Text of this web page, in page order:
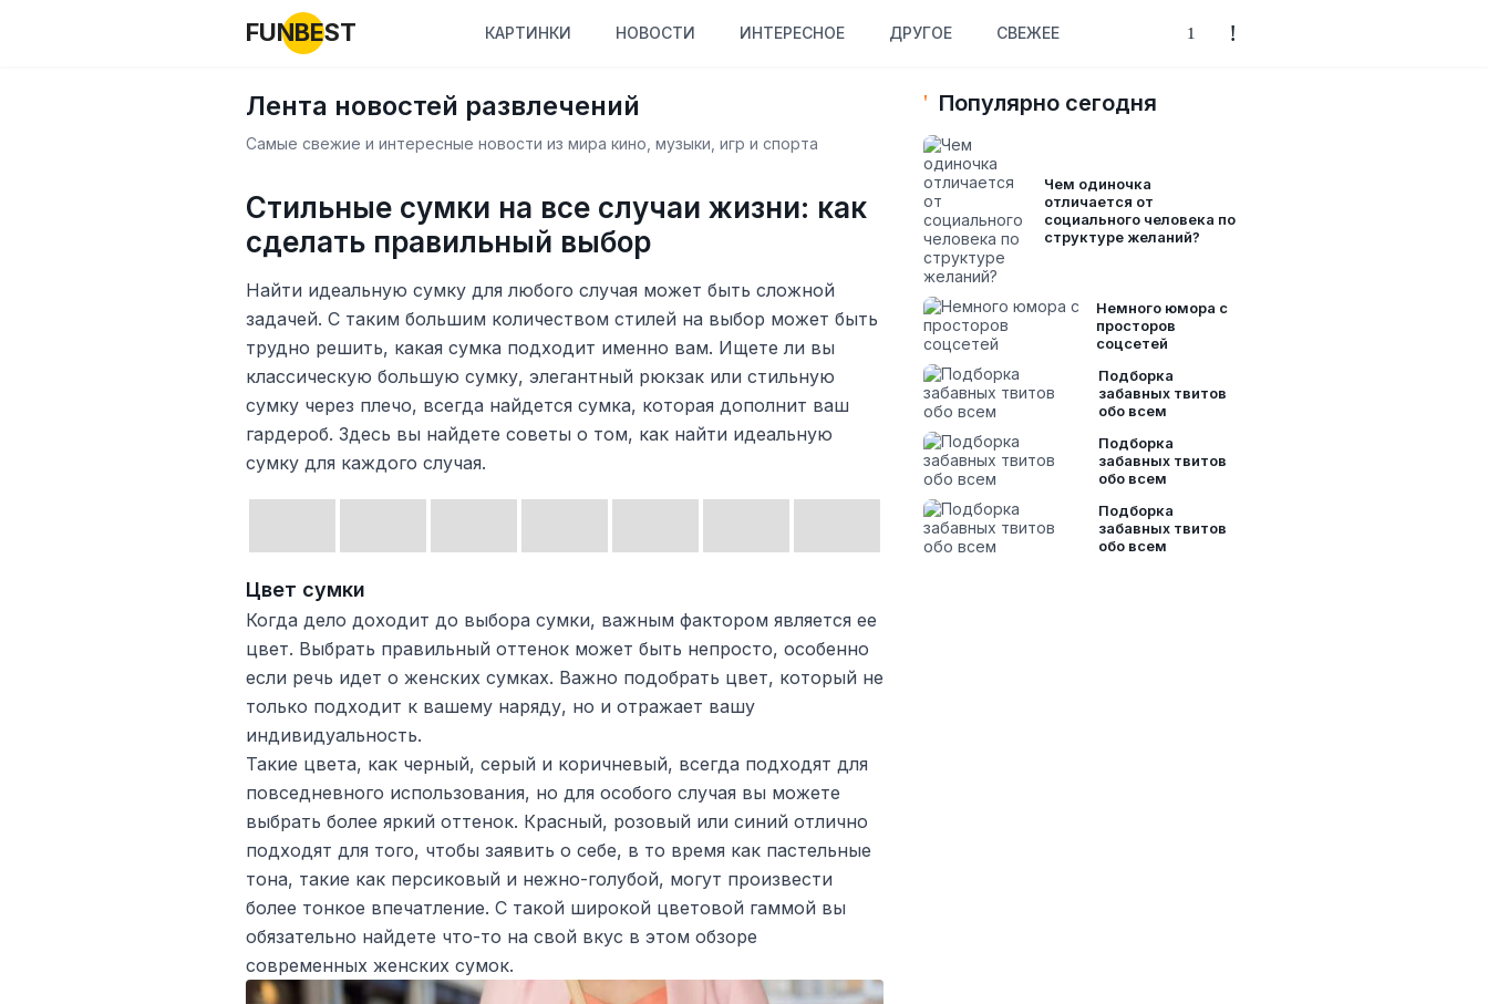
FUNBEST КАРТИНКИ НОВОСТИ ИНТЕРЕСНОЕ ДРУГОЕ СВЕЖЕЕ
Лента новостей развлечений
Самые свежие и интересные новости из мира кино, музыки, игр и спорта
Стильные сумки на все случаи жизни: как
сделать правильный выбор
Найти идеальную сумку для любого случая может быть сложной
задачей. С таким большим количеством стилей на выбор может быть
трудно решить, какая сумка подходит именно вам. Ищете ли вы
классическую большую сумку, элегантный рюкзак или стильную
сумку через плечо, всегда найдется сумка, которая дополнит ваш
гардероб. Здесь вы найдете советы о том, как найти идеальную
сумку для каждого случая.
Цвет сумки
Когда дело доходит до выбора сумки, важным фактором является ее
цвет. Выбрать правильный оттенок может быть непросто, особенно
если речь идет о женских сумках. Важно подобрать цвет, который не
только подходит к вашему наряду, но и отражает вашу
индивидуальность.
Такие цвета, как черный, серый и коричневый, всегда подходят для
повседневного использования, но для особого случая вы можете
выбрать более яркий оттенок. Красный, розовый или синий отлично
подходят для того, чтобы заявить о себе, в то время как пастельные
тона, такие как персиковый и нежно-голубой, могут произвести
более тонкое впечатление. С такой широкой цветовой гаммой вы
обязательно найдете что-то на свой вкус в этом обзоре
современных женских сумок.
Популярно сегодня
Чем одиночка
отличается от
социального человека по
структуре желаний?
Немного юмора с
просторов
соцсетей
Подборка
забавных твитов
обо всем
Подборка
забавных твитов
обо всем
Подборка
забавных твитов
обо всем